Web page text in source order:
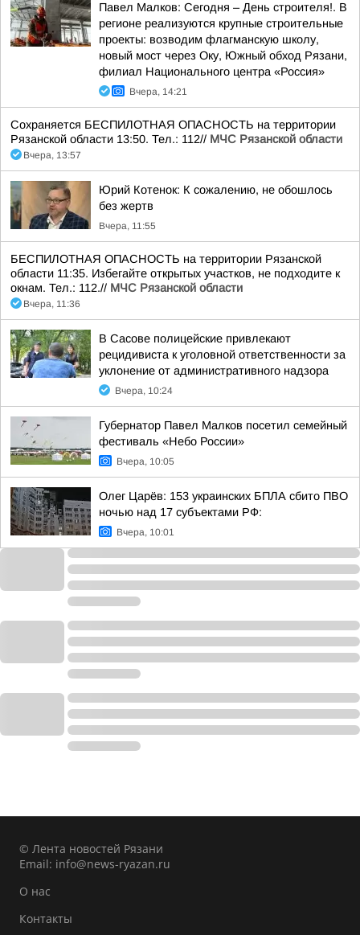
Павел Малков: Сегодня – День строителя!. В
регионе реализуются крупные строительные
проекты: возводим флагманскую школу,
новый мост через Оку, Южный обход Рязани,
филиал Национального центра «Россия»
Вчера, 14:21
Сохраняется БЕСПИЛОТНАЯ ОПАСНОСТЬ на территории
Рязанской области 13:50. Тел.: 112// МЧС Рязанской области
Вчера, 13:57
Юрий Котенок: К сожалению, не обошлось
без жертв
Вчера, 11:55
БЕСПИЛОТНАЯ ОПАСНОСТЬ на территории Рязанской
области 11:35. Избегайте открытых участков, не подходите к
окнам. Тел.: 112.// МЧС Рязанской области
Вчера, 11:36
В Сасове полицейские привлекают
рецидивиста к уголовной ответственности за
уклонение от административного надзора
Вчера, 10:24
Губернатор Павел Малков посетил семейный
фестиваль «Небо России»
Вчера, 10:05
Олег Царёв: 153 украинских БПЛА сбито ПВО
ночью над 17 субъектами РФ:
Вчера, 10:01
© Лента новостей Рязани
Email: info@news-ryazan.ru
О нас
Контакты